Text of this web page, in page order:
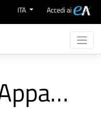
ITA Accedi ai
Supporto Modulo eAppalti CQ